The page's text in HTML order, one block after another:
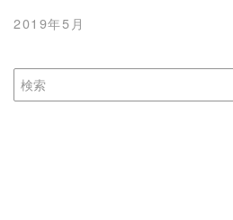
2019年5月